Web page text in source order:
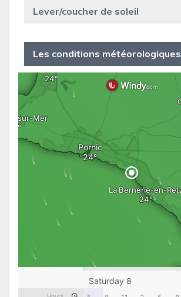
Lever/coucher de soleil
Les conditions météorologiques